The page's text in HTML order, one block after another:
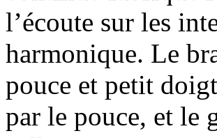
l’écoute sur les
harmonique. Le
pouce et petit
par le pouce, et le